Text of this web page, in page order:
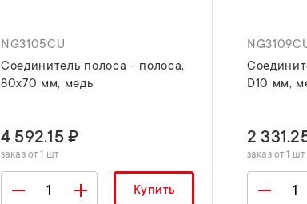
NG3105CU
Соединитель полоса - полоса,
80х70 мм, медь
4 592.15 ₽
заказ от 1 шт
Купить
D10 мм,
2
заказ от 1 шт